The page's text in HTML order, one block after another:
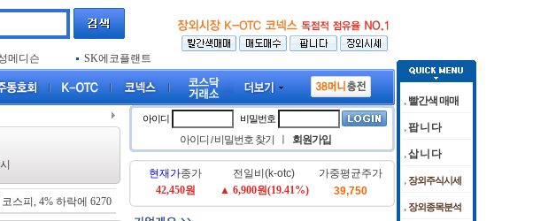
무
한국증권금융
메디슨
SK에코플랜트
무
한국증권금융
SK에코플랜트
진코스텍
06]스카이랩스, "카트 비피 프로" 미국 FDA 허가 임상 준비 박차 케이앤에스아이앤씨 공모청약 마감날 청약
스피, 4% 하락에 6270선 마감…삼전·SK하닉 '와르르' 각각 6%·10%대 급락 코스피 약보합·코스닥은 강보합…
아이디 비밀번호
아이디 /비밀번호 찾기 회원가입
현재가종가 전일비(k-otc)
가중평균주가
42,450원
▲ 6,900원(19.41%) 39,750
빨간색 매매
팝 니 다
삽 니 다
장외주식시세
장외종목분석